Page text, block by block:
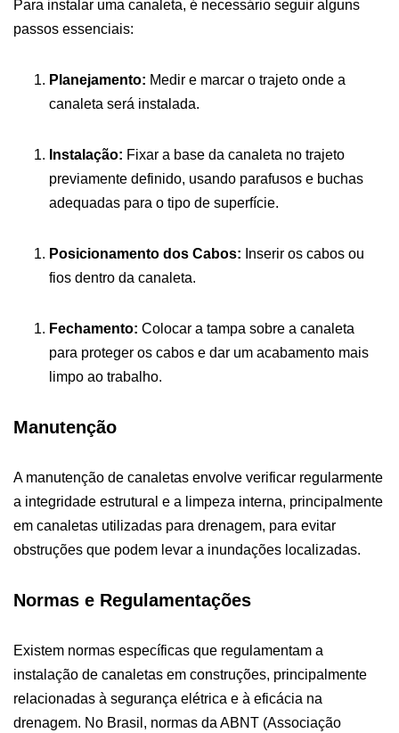
Para instalar uma canaleta, é necessário seguir alguns
passos essenciais:
Planejamento: Medir e marcar o trajeto onde a
canaleta será instalada.
Instalação: Fixar a base da canaleta no trajeto
previamente definido, usando parafusos e buchas
adequadas para o tipo de superfície.
Posicionamento dos Cabos: Inserir os cabos ou
fios dentro da canaleta.
Fechamento: Colocar a tampa sobre a canaleta
para proteger os cabos e dar um acabamento mais
limpo ao trabalho.
Manutenção
A manutenção de canaletas envolve verificar regularmente
a integridade estrutural e a limpeza interna, principalmente
em canaletas utilizadas para drenagem, para evitar
obstruções que podem levar a inundações localizadas.
Normas e Regulamentações
Existem normas específicas que regulamentam a
instalação de canaletas em construções, principalmente
relacionadas à segurança elétrica e à eficácia na
drenagem. No Brasil, normas da ABNT (Associação